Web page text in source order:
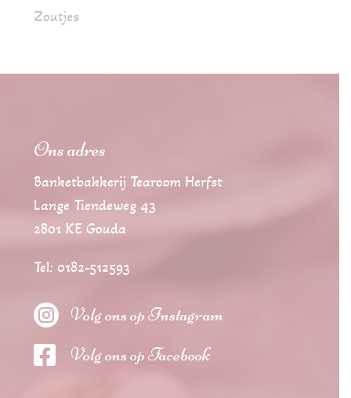
Zoutjes
Ons adres
Banketbakkerij Tearoom Herfst
Lange Tiendeweg 43
2801 KE Gouda
Tel: 0182-512593
 Volg ons op Instagram
 Volg ons op Facebook